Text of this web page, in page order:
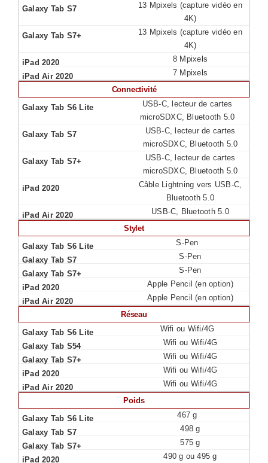
13 Mpixels (capture vidéo en
4K)
13 Mpixels (capture vidéo en
4K)
8 Mpixels
7 Mpixels
Connectivité
USB-C, lecteur de cartes
microSDXC, Bluetooth 5.0
USB-C, lecteur de cartes
microSDXC, Bluetooth 5.0
USB-C, lecteur de cartes
microSDXC, Bluetooth 5.0
Câble Lightning vers USB‑C,
Bluetooth 5.0
USB-C, Bluetooth 5.0
Stylet
S-Pen
S-Pen
S-Pen
Apple Pencil (en option)
Apple Pencil (en option)
Réseau
Wifi ou Wifi/4G
Wifi ou Wifi/4G
Wifi ou Wifi/4G
Wifi ou Wifi/4G
Wifi ou Wifi/4G
Poids
467 g
498 g
575 g
490 g ou 495 g